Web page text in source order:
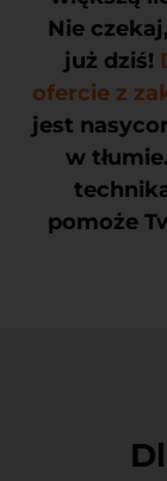
Nie
już dziś!
ofercie z
jest
w
pomoże